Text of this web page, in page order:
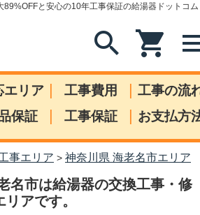
89%OFFと安心の10年工事保証の給湯器ドットコム
search shopping_cart
エリア | 工事費用 | 工事の流
保証 | 工事保証 | お支払方
事エリア > 神奈川県 海老名市エリア
名市は給湯器の交換工事・修
アです。